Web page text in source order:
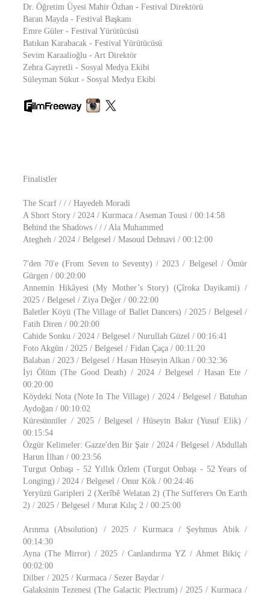
Dr. Öğretim Üyesi Mahir Özhan - Festival Direktörü
Baran Mayda - Festival Başkanı
Emre Güler - Festival Yürütücüsü
Batıkan Karabacak - Festival Yürütücüsü
Sevim Karaalioğlu - Art Direktör
Zehra Gayretli - Sosyal Medya Ekibi
Süleyman Sükut - Sosyal Medya Ekibi
Finalistler
The Scarf / / / Hayedeh Moradi
A Short Story / 2024 / Kurmaca / Aseman Tousi / 00:14:58
Behind the Shadows / / / Ala Muhammed
Ategheh / 2024 / Belgesel / Masoud Dehnavi / 00:12:00
7'den 70'e (From Seven to Seventy) / 2023 / Belgesel / Ömür
Gürgen / 00:20:00
Annemin Hikâyesi (My Mother’s Story) (Çîroka Dayikami) /
2025 / Belgesel / Ziya Değer / 00:22:00
Baletler Köyü (The Village of Ballet Dancers) / 2025 / Belgesel /
Fatih Diren / 00:20:00
Cahide Sonku / 2024 / Belgesel / Nurullah Güzel / 00:16:41
Foto Akgün / 2025 / Belgesel / Fidan Çaça / 00:11:20
Balaban / 2023 / Belgesel / Hasan Hüseyin Alkan / 00:32:36
İyi Ölüm (The Good Death) / 2024 / Belgesel / Hasan Ete /
00:20:00
Köydeki Nota (Note In The Village) / 2024 / Belgesel / Batuhan
Aydoğan / 00:10:02
Küresünniler / 2025 / Belgesel / Hüseyin Bakır (Yusuf Elik) /
00:15:54
Özgür Kelimeler: Gazze'den Bir Şair / 2024 / Belgesel / Abdullah
Harun İlhan / 00:23:56
Turgut Onbaşı - 52 Yıllık Özlem (Turgut Onbaşı - 52 Years of
Longing) / 2024 / Belgesel / Onur Kök / 00:24:46
Yeryüzü Garipleri 2 (Xerîbê Welatan 2) (The Sufferers On Earth
2) / 2025 / Belgesel / Murat Kılıç 2 / 00:25:00
Arınma (Absolution) / 2025 / Kurmaca / Şeyhmus Abik /
00:14:30
Ayna (The Mirror) / 2025 / Canlandırma YZ / Ahmet Bikiç /
00:02:00
Dilber / 2025 / Kurmaca / Sezer Baydar /
Galaksinin Tezenesi (The Galactic Plectrum) / 2025 / Kurmaca /